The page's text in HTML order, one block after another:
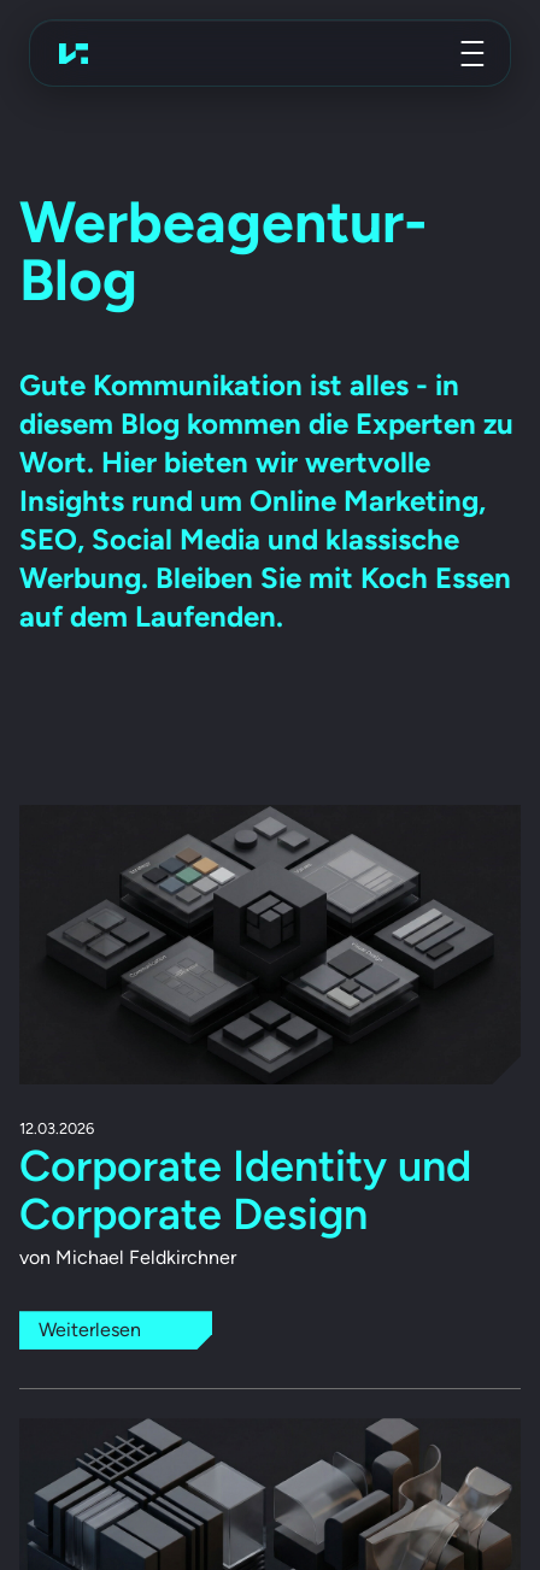
Werbeagentur
Werbeagentur-
Blog
Gute Kommunikation ist alles - in
diesem Blog kommen die Experten zu
Wort. Hier bieten wir wertvolle
Insights rund um Online Marketing,
SEO, Social Media und klassische
Werbung. Bleiben Sie mit Koch Essen
auf dem Laufenden.
12.03.2026
Corporate Identity und
Corporate Design
von Michael Feldkirchner
Weiterlesen